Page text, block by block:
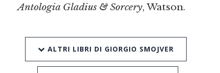
Antologia Gladius & Sorcery, Watson.
ALTRI LIBRI DI GIORGIO SMOJVER